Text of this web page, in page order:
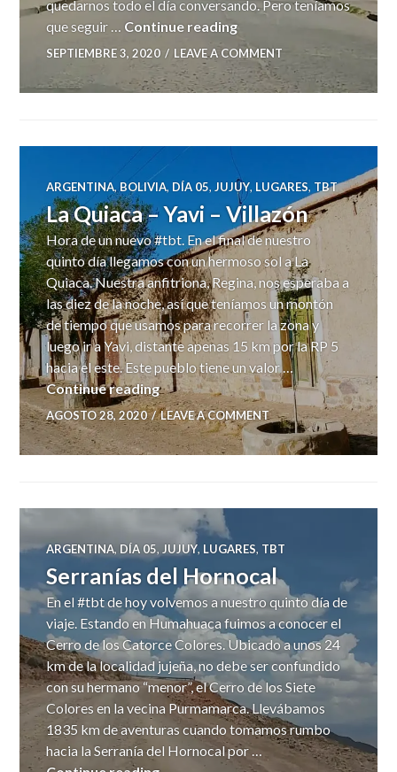
quedarnos todo el día conversando. Pero teníamos
que seguir …Continue readingLa Quiaca
SEPTIEMBRE 3, 2020 LEAVE A COMMENT
ARGENTINA,BOLIVIA, DÍA 05,JUJUY, LUGARES, TBT
La Quiaca – Yavi – Villazón
Hora de un nuevo #tbt. En el final de nuestro
quinto día llegamos con un hermoso sol a La
Quiaca. Nuestra anfitriona, Regina, nos esperaba a
las diez de la noche, así que teníamos un montón
de tiempo que usamos para recorrer la zona y
luego ir a Yavi, distante apenas 15 km por la RP 5
hacia el este. Este pueblo tiene un valor …
Continue readingLa Quiaca – Yavi – Villazón
AGOSTO 28, 2020 LEAVE A COMMENT
ARGENTINA,DÍA 05, JUJUY, LUGARES, TBT
Serranías del Hornocal
En el #tbt de hoy volvemos a nuestro quinto día de
viaje. Estando en Humahuaca fuimos a conocer el
Cerro de los Catorce Colores. Ubicado a unos 24
km de la localidad jujeña, no debe ser confundido
con su hermano “menor”, el Cerro de los Siete
Colores en la vecina Purmamarca. Llevábamos
1835 km de aventuras cuando tomamos rumbo
hacia la Serranía del Hornocal por …